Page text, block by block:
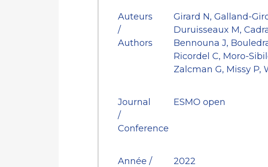
Auteurs
/
Authors
Girard N, Galland-
Duruisseaux M,
Bennouna J,
Ricordel C, Moro-
Zalcman G, Missy P,
Journal
/
Conference
ESMO open
Année /
2022